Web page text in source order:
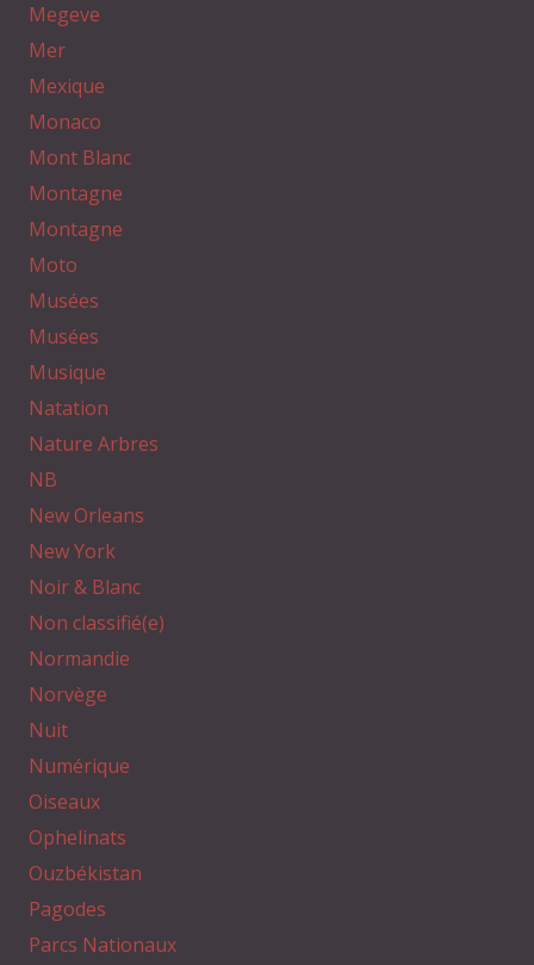
Megeve
Mer
Mexique
Monaco
Mont Blanc
Montagne
Montagne
Moto
Musées
Musées
Musique
Natation
Nature Arbres
NB
New Orleans
New York
Noir & Blanc
Non classifié(e)
Normandie
Norvège
Nuit
Numérique
Oiseaux
Ophelinats
Ouzbékistan
Pagodes
Parcs Nationaux